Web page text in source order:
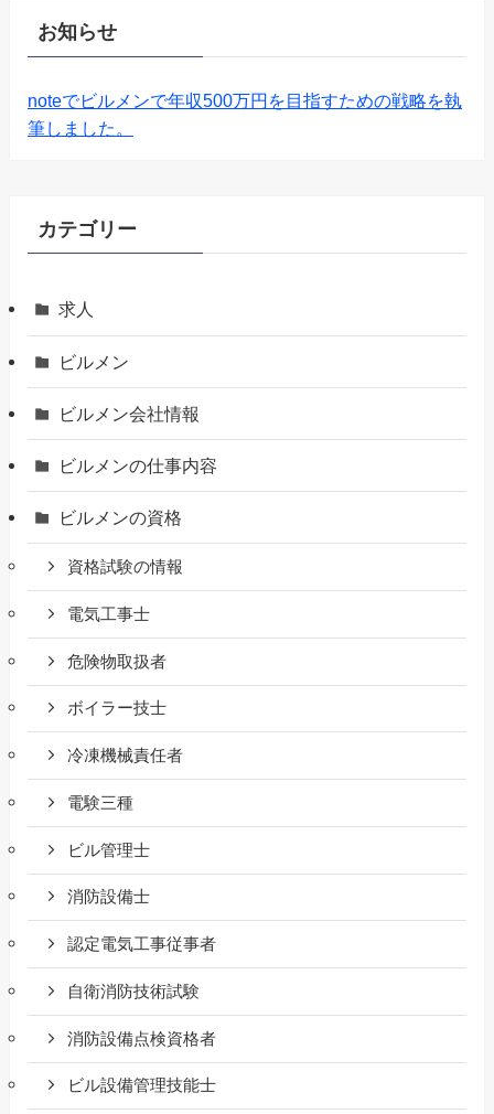
お知らせ
noteでビルメンで年収500万円を目指すための戦略を執
筆しました。
カテゴリー
求人
ビルメン
ビルメン会社情報
ビルメンの仕事内容
ビルメンの資格
資格試験の情報
電気工事士
危険物取扱者
ボイラー技士
冷凍機械責任者
電験三種
ビル管理士
消防設備士
認定電気工事従事者
自衛消防技術試験
消防設備点検資格者
ビル設備管理技能士